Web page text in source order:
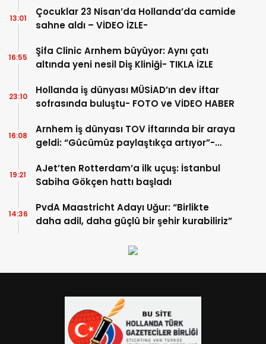
Çocuklar 23 Nisan’da Hollanda’da camide
sahne aldı – VİDEO İZLE-
13:01
Şifa Clinic Arnhem büyüyor: Aynı çatı
altında yeni nesil Diş Kliniği- TIKLA İZLE
16:55
Hollanda iş dünyası MÜSİAD’ın dev iftar
sofrasında buluştu- FOTO ve VİDEO HABER
23:10
Arnhem iş dünyası TOV iftarında bir araya
geldi: “Gücümüz paylaştıkça artıyor”-
16:08
AJet’ten Rotterdam’a ilk uçuş: İstanbul
Sabiha Gökçen hattı başladı
19:21
PvdA Maastricht Adayı Uğur: “Birlikte
daha adil, daha güçlü bir şehir kurabiliriz”
14:36